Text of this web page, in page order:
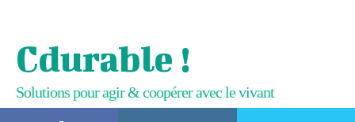
Cdurable !
Solutions pour agir & coopérer avec le vivant